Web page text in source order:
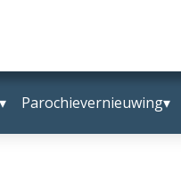
Parochievernieuwing